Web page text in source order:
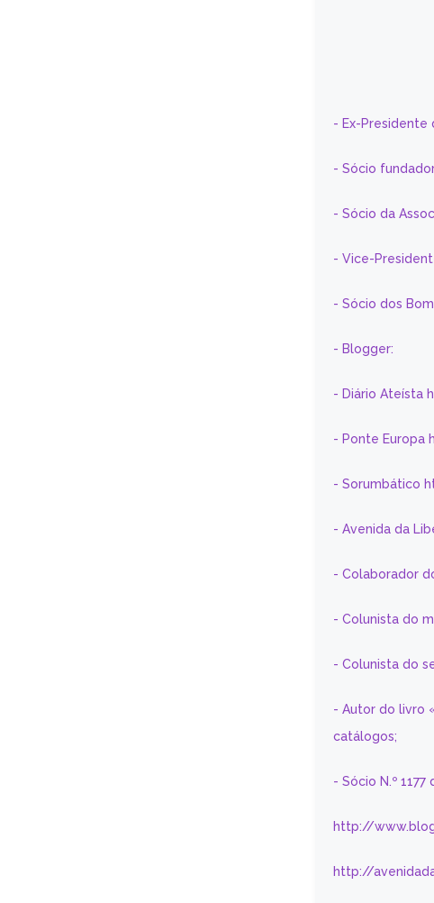
- Ex-Presidente
- Sócio
- Sócio da
- Vice-
- Sócio dos
- Blogger:
- Diário Ateísta
- Ponte
- Sorumbático
- Avenida da
- Colaborador
- Colunista do
- Colunista do
- Autor do livro
catálogos;
- Sócio N.º
http://
http://